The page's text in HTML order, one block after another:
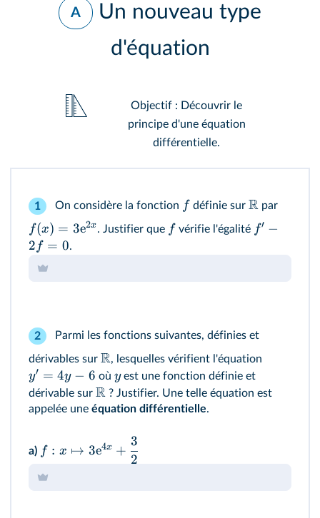
A
Un nouveau type
d'équation
Objectif : Découvrir le
principe d'une équation
différentielle.
1 On considère la fonction f définie sur R par
f(x) = 3e2x. Justifier que f vérifie l'égalité f′ −
2 f = 0.
2 Parmi les fonctions suivantes, définies et
dérivables sur R, lesquelles vérifient l'équation
y′ = 4y − 6 où yest une fonction définie et
dérivable sur R ? Justifier. Une telle équation est
appelée une équation différentielle.
a) f : x ↦ 3e4x +
2
3